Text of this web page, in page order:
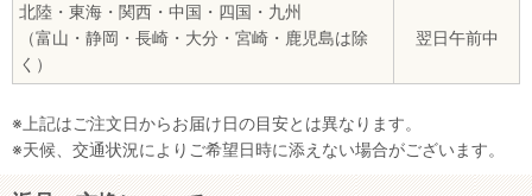
北陸・東海・関西・中国・四国・九州
（富山・静岡・長崎・大分・宮崎・鹿児島は除
く）
翌日午前中
※上記はご注文日からお届け日の目安とは異なります。
※天候、交通状況によりご希望日時に添えない場合がございます。